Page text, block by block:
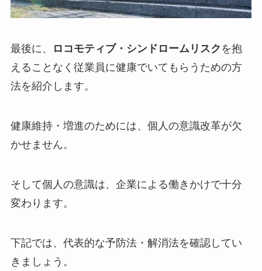
最後に、 ロコモティブ・シンドロームリスク を抱
えることなく従業員に健康でいてもらうための方
法を紹介します。
健康維持・増進のためには、個人の意識改革が欠
かせません。
そして個人の意識は、企業による働きかけで十分
変わります。
下記では、代表的な予防法・解消法を確認してい
きましょう。